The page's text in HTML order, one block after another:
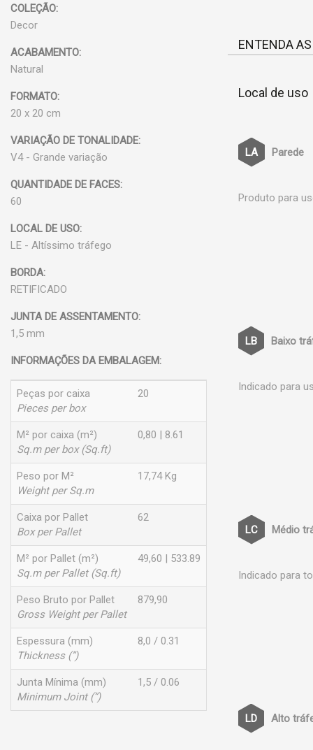
COLEÇÃO:
Decor
ACABAMENTO:
Natural
FORMATO:
20 x 20 cm
VARIAÇÃO DE TONALIDADE:
V4 - Grande variação
QUANTIDADE DE FACES:
60
LOCAL DE USO:
LE - Altíssimo tráfego
BORDA:
RETIFICADO
JUNTA DE ASSENTAMENTO:
1,5 mm
INFORMAÇÕES DA EMBALAGEM:
Peças por caixa
Pieces per box
20
M² por caixa (m²)
Sq.m per box (Sq.ft)
0,80 | 8.61
Peso por M²
Weight per Sq.m
17,74 Kg
Caixa por Pallet
Box per Pallet
62
M² por Pallet (m²)
Sq.m per Pallet (Sq.ft)
49,60 | 533.89
Peso Bruto por Pallet
Gross Weight per Pallet
879,90
Espessura (mm)
Thickness (”)
8,0 / 0.31
Junta Mínima (mm)
Minimum Joint (”)
1,5 / 0.06
ENTENDA
Local de uso
Parede
Produto para
Baixo
Indicado para
Médio
Indicado para
Alto